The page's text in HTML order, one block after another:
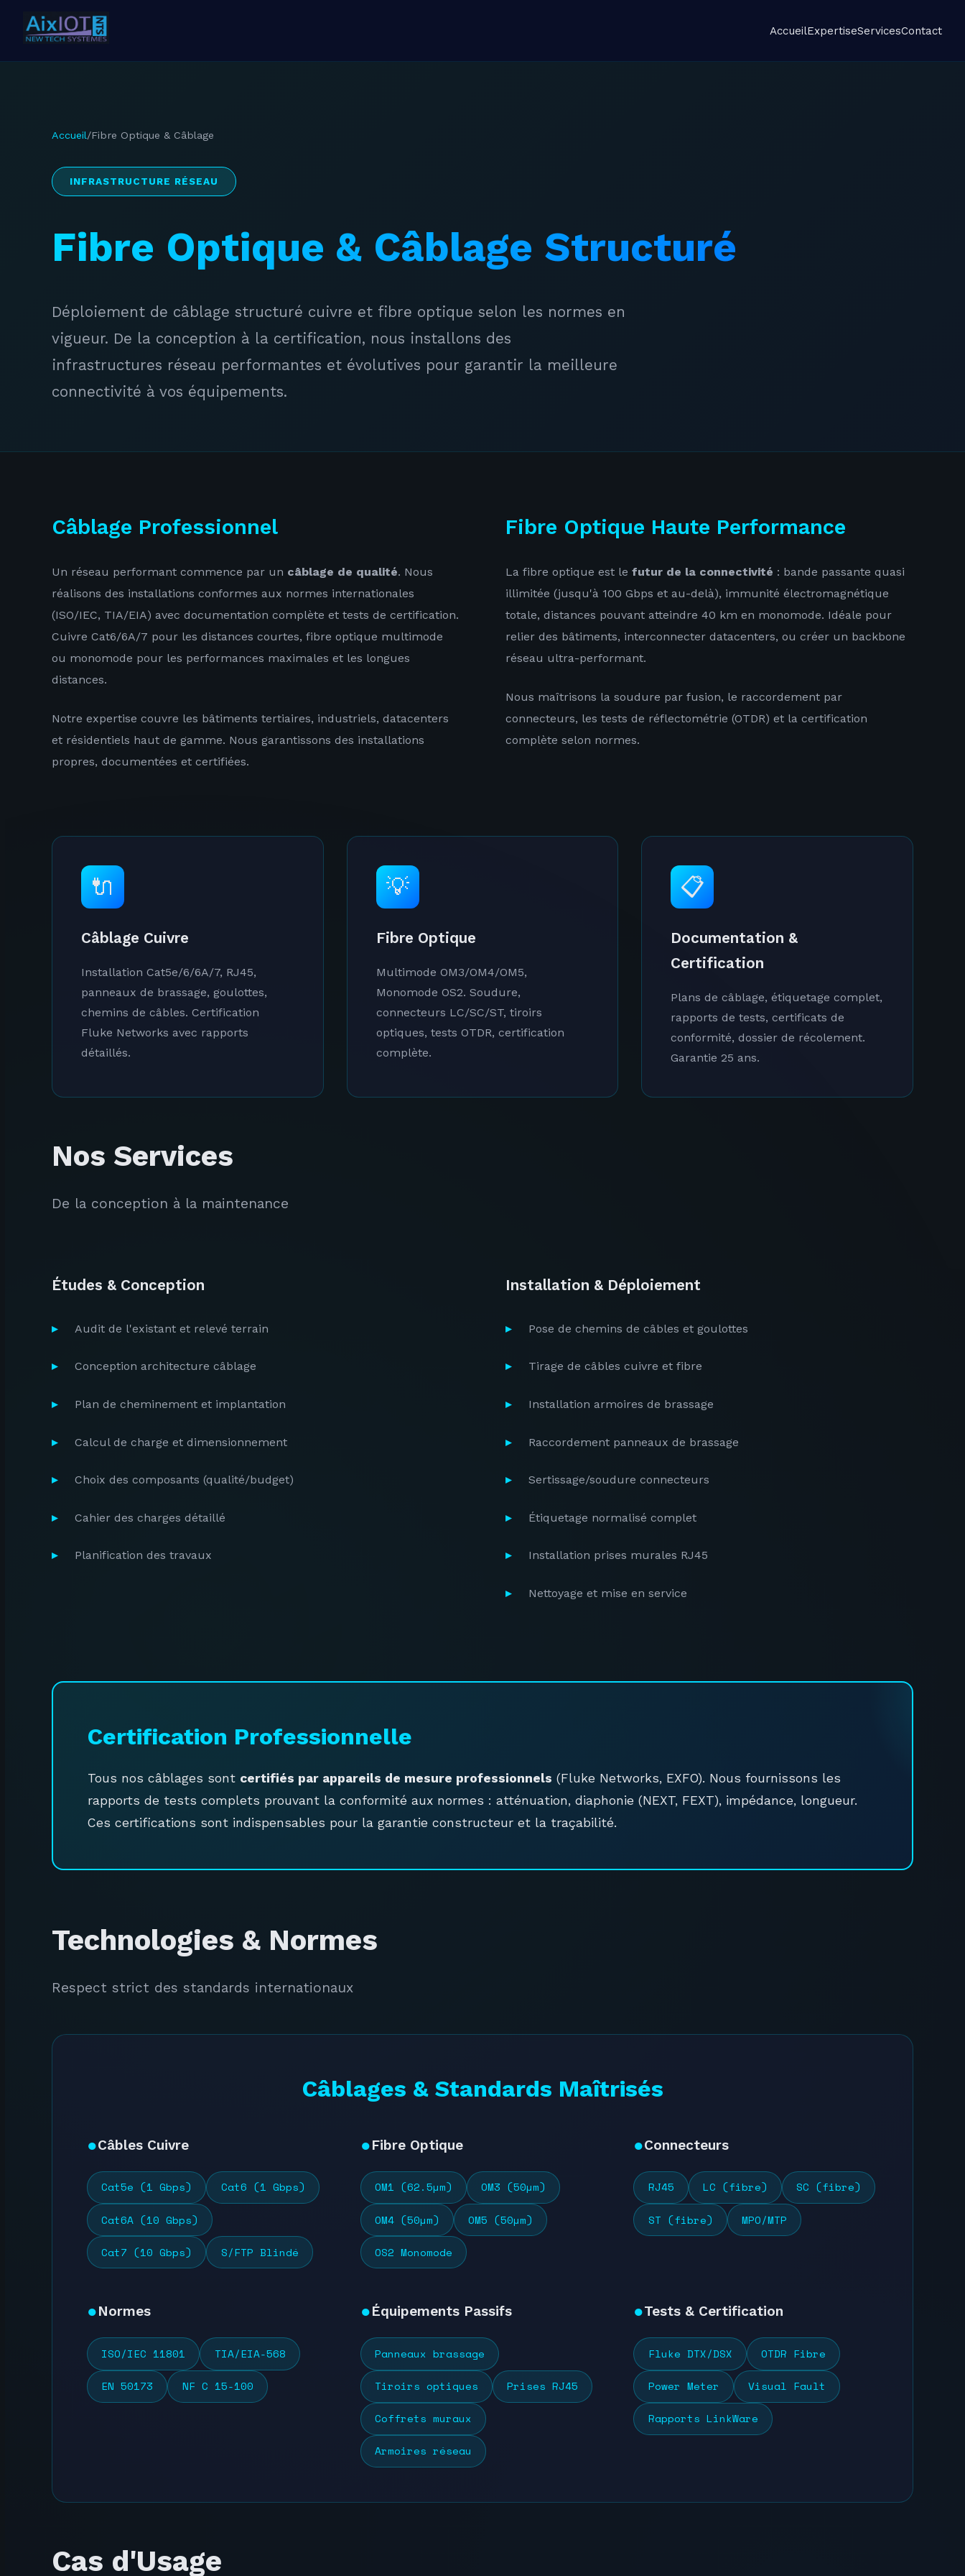
AccueilExpertiseServicesContact
Accueil/Fibre Optique & Câblage
INFRASTRUCTURE RÉSEAU
Fibre Optique & Câblage Structuré
Déploiement de câblage structuré cuivre et fibre optique selon les normes en
vigueur. De la conception à la certification, nous installons des
infrastructures réseau performantes et évolutives pour garantir la meilleure
connectivité à vos équipements.
Câblage Professionnel
Un réseau performant commence par un câblage de qualité. Nous
réalisons des installations conformes aux normes internationales
(ISO/IEC, TIA/EIA) avec documentation complète et tests de certification.
Cuivre Cat6/6A/7 pour les distances courtes, fibre optique multimode
ou monomode pour les performances maximales et les longues
distances.
Notre expertise couvre les bâtiments tertiaires, industriels, datacenters
et résidentiels haut de gamme. Nous garantissons des installations
propres, documentées et certifiées.
Fibre Optique Haute Performance
La fibre optique est le futur de la connectivité : bande passante quasi
illimitée (jusqu'à 100 Gbps et au-delà), immunité électromagnétique
totale, distances pouvant atteindre 40 km en monomode. Idéale pour
relier des bâtiments, interconnecter datacenters, ou créer un backbone
réseau ultra-performant.
Nous maîtrisons la soudure par fusion, le raccordement par
connecteurs, les tests de réflectométrie (OTDR) et la certification
complète selon normes.
🔌
Câblage Cuivre
Installation Cat5e/6/6A/7, RJ45,
panneaux de brassage, goulottes,
chemins de câbles. Certification
Fluke Networks avec rapports
détaillés.
💡
Fibre Optique
Multimode OM3/OM4/OM5,
Monomode OS2. Soudure,
connecteurs LC/SC/ST, tiroirs
optiques, tests OTDR, certification
complète.
📋
Documentation &
Certification
Plans de câblage, étiquetage complet,
rapports de tests, certificats de
conformité, dossier de récolement.
Garantie 25 ans.
Nos Services
De la conception à la maintenance
Études & Conception
Audit de l'existant et relevé terrain
Conception architecture câblage
Plan de cheminement et implantation
Calcul de charge et dimensionnement
Choix des composants (qualité/budget)
Cahier des charges détaillé
Planification des travaux
Installation & Déploiement
Pose de chemins de câbles et goulottes
Tirage de câbles cuivre et fibre
Installation armoires de brassage
Raccordement panneaux de brassage
Sertissage/soudure connecteurs
Étiquetage normalisé complet
Installation prises murales RJ45
Nettoyage et mise en service
Certification Professionnelle
Tous nos câblages sont certifiés par appareils de mesure professionnels (Fluke Networks, EXFO). Nous fournissons les
rapports de tests complets prouvant la conformité aux normes : atténuation, diaphonie (NEXT, FEXT), impédance, longueur.
Ces certifications sont indispensables pour la garantie constructeur et la traçabilité.
Technologies & Normes
Respect strict des standards internationaux
Câblages & Standards Maîtrisés
Câbles Cuivre
Cat5e (1 Gbps) Cat6 (1 Gbps)
Cat6A (10 Gbps)
Cat7 (10 Gbps) S/FTP Blindé
Fibre Optique
OM1 (62.5µm) OM3 (50µm)
OM4 (50µm) OM5 (50µm)
OS2 Monomode
Connecteurs
RJ45 LC (fibre) SC (fibre)
ST (fibre) MPO/MTP
Normes
ISO/IEC 11801 TIA/EIA-568
EN 50173 NF C 15-100
Équipements Passifs
Panneaux brassage
Tiroirs optiques Prises RJ45
Coffrets muraux
Armoires réseau
Tests & Certification
Fluke DTX/DSX OTDR Fibre
Power Meter Visual Fault
Rapports LinkWare
Cas d'Usage